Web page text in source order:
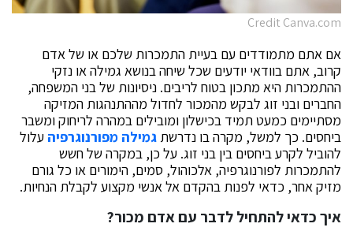
Credit Canva.com
אם אתם מתמודדים עם בעיית התמכרות שלכם או של אדם
קרוב, אתם בוודאי יודעים שכל שיחה בנושא גמילה או נזקי
ההתמכרות היא מתכון בטוח לריבים. ניסיונות של בני המשפחה,
החברים ובני זוג לבקש מהמכור לחדול מההתנהגות המזיקה
מסתיימים כמעט תמיד בכישלון ומובילים במהרה לריחוק ומשבר
ביחסים. כך למשל, מקרה בו נדרשת גמילה מפורנוגרפיה עלול
להוביל לקרע ביחסים בין בני זוג. על כן, במקרה של חשש
להתמכרות לפורנוגרפיה, אלכוהול, סמים, הימורים או כל גורם
מזיק אחר, כדאי לפנות בהקדם אל אנשי מקצוע לקבלת הנחיות.
איך כדאי להתחיל לדבר עם אדם מכור?